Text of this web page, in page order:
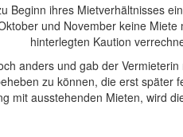
Beginn ihres Mietverhältnisses
und November keine
hinterlegten Kaution
anders und gab der
zu können, die erst
mit ausstehenden Mieten, wird